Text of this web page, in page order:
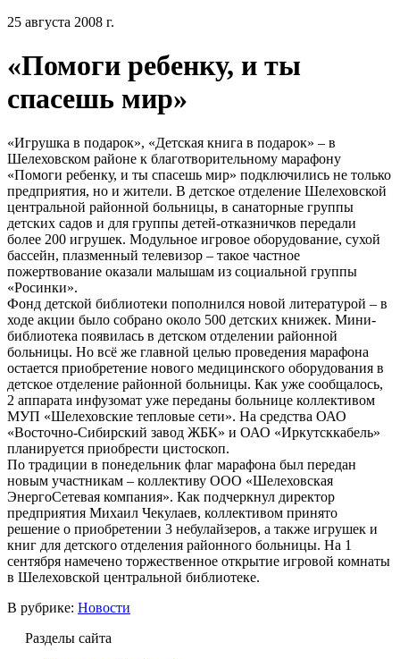
25 августа 2008 г.
«Помоги ребенку, и ты
спасешь мир»
«Игрушка в подарок», «Детская книга в подарок» – в
Шелеховском районе к благотворительному марафону
«Помоги ребенку, и ты спасешь мир» подключились не только
предприятия, но и жители. В детское отделение Шелеховской
центральной районной больницы, в санаторные группы
детских садов и для группы детей-отказничков передали
более 200 игрушек. Модульное игровое оборудование, сухой
бассейн, плазменный телевизор – такое частное
пожертвование оказали малышам из социальной группы
«Росинки».
Фонд детской библиотеки пополнился новой литературой – в
ходе акции было собрано около 500 детских книжек. Мини-
библиотека появилась в детском отделении районной
больницы. Но всё же главной целью проведения марафона
остается приобретение нового медицинского оборудования в
детское отделение районной больницы. Как уже сообщалось,
2 аппарата инфузомат уже переданы больнице коллективом
МУП «Шелеховские тепловые сети». На средства ОАО
«Восточно-Сибирский завод ЖБК» и ОАО «Иркутсккабель»
планируется приобрести цистоскоп.
По традиции в понедельник флаг марафона был передан
новым участникам – коллективу ООО «Шелеховская
ЭнергоСетевая компания». Как подчеркнул директор
предприятия Михаил Чекулаев, коллективом принято
решение о приобретении 3 небулайзеров, а также игрушек и
книг для детского отделения районного больницы. На 1
сентября намечено торжественное открытие игровой комнаты
в Шелеховской центральной библиотеке.
В рубрике: Новости
Разделы сайта